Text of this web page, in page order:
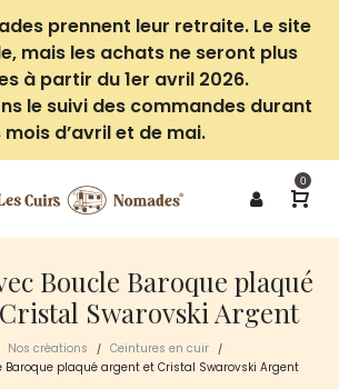
prennent leur retraite. Le site
mais les achats ne seront plus
à partir du 1er avril 2026.
le suivi des commandes durant
mois d’avril et de mai.
0
Boucle Baroque plaqué
Swarovski Argent
Nos créations / Ceintures en cuir /
Baroque plaqué argent et Cristal Swarovski Argent